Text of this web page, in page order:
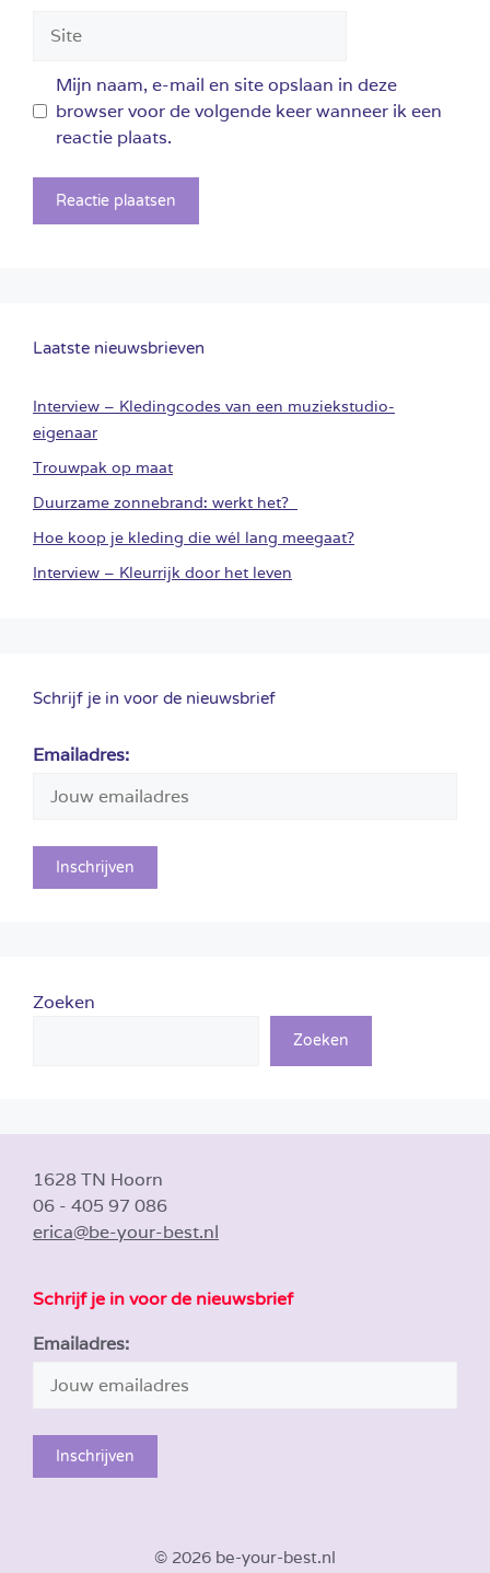
Mijn naam, e-mail en site opslaan in deze
browser voor de volgende keer wanneer ik een
reactie plaats.
Laatste nieuwsbrieven
Interview – Kledingcodes van een muziekstudio-
eigenaar
Trouwpak op maat
Duurzame zonnebrand: werkt het?
Hoe koop je kleding die wél lang meegaat?
Interview – Kleurrijk door het leven
Schrijf je in voor de nieuwsbrief
Emailadres:
Zoeken
Zoeken
1628 TN Hoorn
06 - 405 97 086
erica@be-your-best.nl
Schrijf je in voor de nieuwsbrief
Emailadres:
© 2026 be-your-best.nl